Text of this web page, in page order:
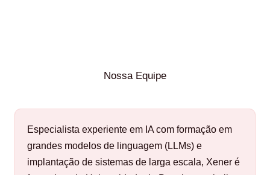
Nossa Equipe
Especialista experiente em IA com formação em
grandes modelos de linguagem (LLMs) e
implantação de sistemas de larga escala, Xener é